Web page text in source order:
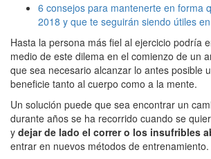
6 consejos para mantenerte en forma
2018 y que te seguirán siendo útiles
Hasta la persona más fiel al ejercicio podría
medio de este dilema en el comienzo de un
que sea necesario alcanzar lo antes posible
beneficie tanto al cuerpo como a la mente.
Un solución puede que sea encontrar un
durante años se ha recorrido cuando se
y dejar de lado el correr o los insufribles
entrar en nuevos métodos de entrenamiento.